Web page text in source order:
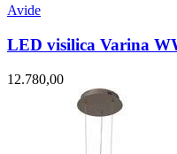
Avide
LED visilica Varina
12.780,00